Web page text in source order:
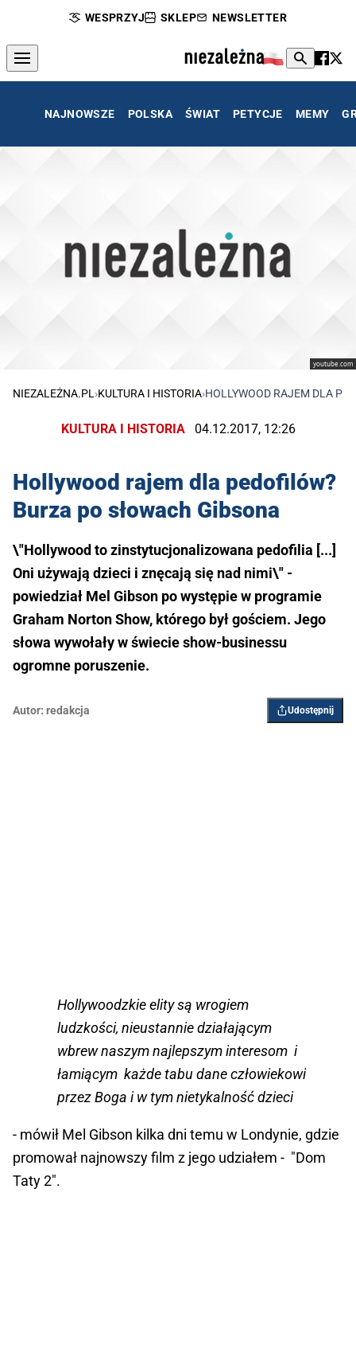
WESPRZYJ SKLEP NEWSLETTER
NAJNOWSZE POLSKA ŚWIAT PETYCJE MEMY
youtube.com
NIEZALEŻNA.PL ›KULTURA I HISTORIA›HOLLYWOOD RAJEM DLA
KULTURA I HISTORIA 04.12.2017, 12:26
Hollywood rajem dla pedofilów?
Burza po słowach Gibsona
\"Hollywood to zinstytucjonalizowana pedofilia [...]
Oni używają dzieci i znęcają się nad nimi\" -
powiedział Mel Gibson po występie w programie
Graham Norton Show, którego był gościem. Jego
słowa wywołały w świecie show-businessu
ogromne poruszenie.
Autor: redakcja Udostępnij
Hollywoodzkie elity są wrogiem
ludzkości, nieustannie działającym
wbrew naszym najlepszym interesom i
łamiącym każde tabu dane człowiekowi
przez Boga i w tym nietykalność dzieci
- mówił Mel Gibson kilka dni temu w Londynie, gdzie
promował najnowszy film z jego udziałem - "Dom
Taty 2".